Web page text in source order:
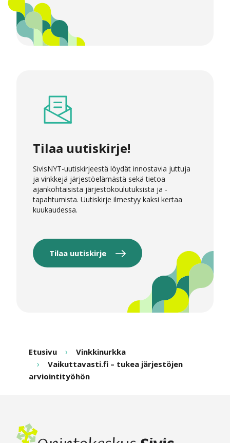
Tilaa uutiskirje!
SivisNYT-uutiskirjeestä löydät innostavia juttuja
ja vinkkejä järjestöelämästä sekä tietoa
ajankohtaisista järjestökoulutuksista ja -
tapahtumista. Uutiskirje ilmestyy kaksi kertaa
kuukaudessa.
Tilaa uutiskirje
Etusivu
Vinkkinurkka
Vaikuttavasti.fi – tukea järjestöjen
arviointityöhön